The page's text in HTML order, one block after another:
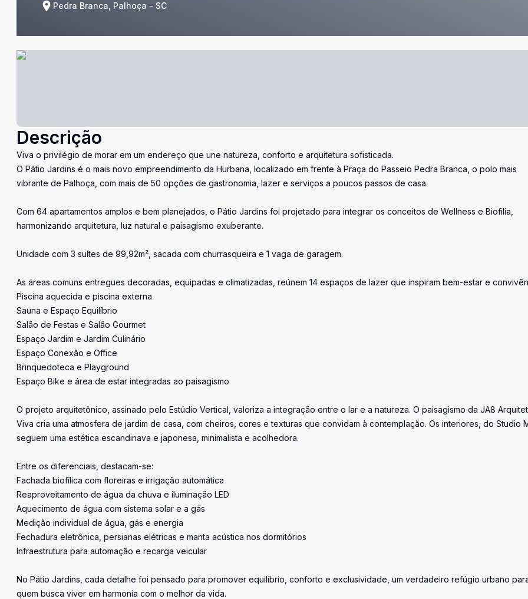
Pedra Branca, Palhoça - SC
Descrição
Viva o privilégio de morar em um endereço que une natureza, conforto e arquitetura sofisticada.
O Pátio Jardins é o mais novo empreendimento da Hurbana, localizado em frente à Praça do Passeio Pedra Branca, o polo mais
vibrante de Palhoça, com mais de 50 opções de gastronomia, lazer e serviços a poucos passos de casa.
Com 64 apartamentos amplos e bem planejados, o Pátio Jardins foi projetado para integrar os conceitos de Wellness e Biofilia,
harmonizando arquitetura, luz natural e paisagismo exuberante.
Unidade com 3 suítes de 99,92m², sacada com churrasqueira e 1 vaga de garagem.
As áreas comuns entregues decoradas, equipadas e climatizadas, reúnem 14 espaços de lazer que inspiram bem-estar e
Piscina aquecida e piscina externa
Sauna e Espaço Equilíbrio
Salão de Festas e Salão Gourmet
Espaço Jardim e Jardim Culinário
Espaço Conexão e Office
Brinquedoteca e Playground
Espaço Bike e área de estar integradas ao paisagismo
O projeto arquitetônico, assinado pelo Estúdio Vertical, valoriza a integração entre o lar e a natureza. O paisagismo da JA8
Viva cria uma atmosfera de jardim de casa, com cheiros, cores e texturas que convidam à contemplação. Os interiores, do Studio
seguem uma estética escandinava e japonesa, minimalista e acolhedora.
Entre os diferenciais, destacam-se:
Fachada biofílica com floreiras e irrigação automática
Reaproveitamento de água da chuva e iluminação LED
Aquecimento de água com sistema solar e a gás
Medição individual de água, gás e energia
Fechadura eletrônica, persianas elétricas e manta acústica nos dormitórios
Infraestrutura para automação e recarga veicular
No Pátio Jardins, cada detalhe foi pensado para promover equilíbrio, conforto e exclusividade, um verdadeiro refúgio urbano
quem busca viver em harmonia com o melhor da vida.